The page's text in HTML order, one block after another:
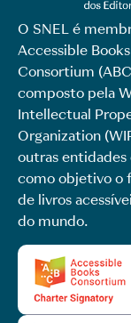
O SNEL é
Accessible Books
Consortium
composto pela
Intellectual
Organization
outras
como objetivo o
de livros
do mundo.